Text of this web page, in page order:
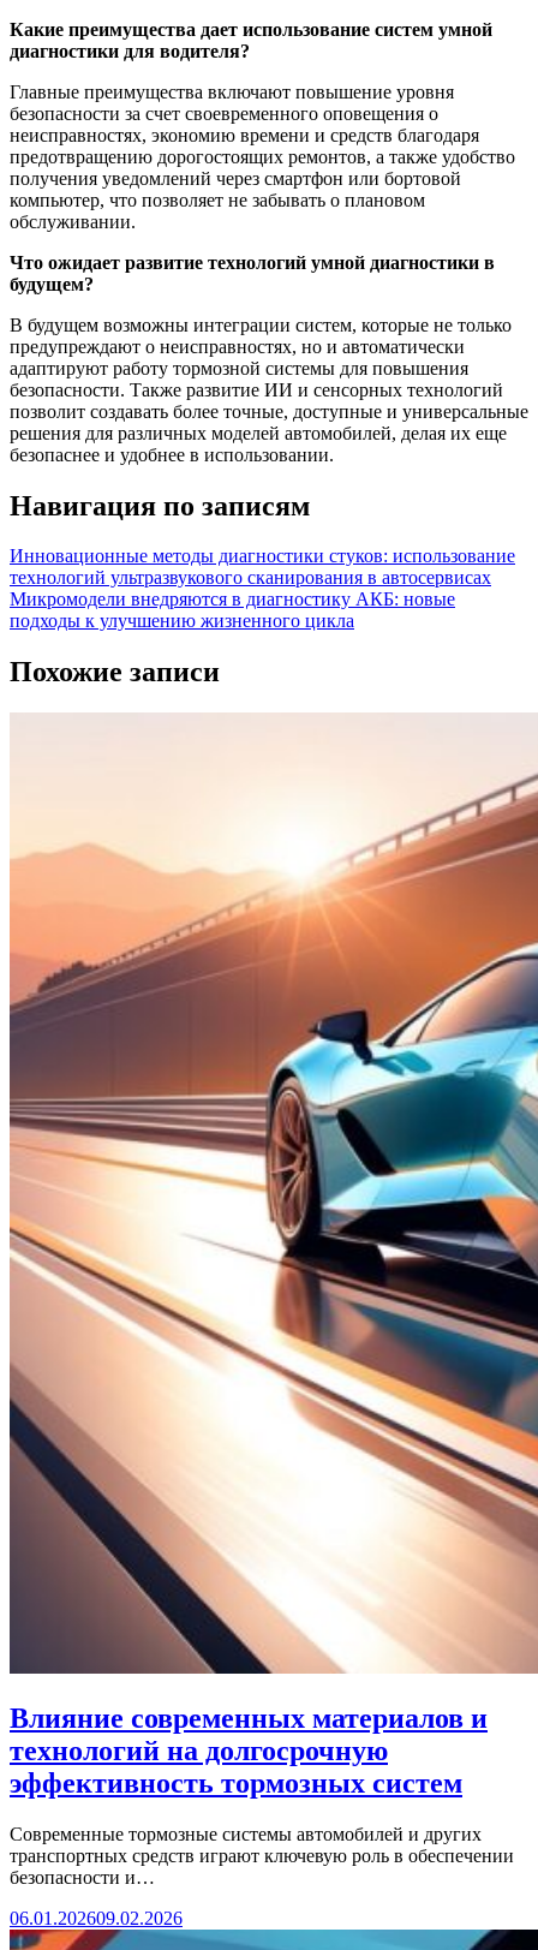
Какие преимущества дает использование систем умной
диагностики для водителя?
Главные преимущества включают повышение уровня
безопасности за счет своевременного оповещения о
неисправностях, экономию времени и средств благодаря
предотвращению дорогостоящих ремонтов, а также удобство
получения уведомлений через смартфон или бортовой
компьютер, что позволяет не забывать о плановом
обслуживании.
Что ожидает развитие технологий умной диагностики в
будущем?
В будущем возможны интеграции систем, которые не только
предупреждают о неисправностях, но и автоматически
адаптируют работу тормозной системы для повышения
безопасности. Также развитие ИИ и сенсорных технологий
позволит создавать более точные, доступные и универсальные
решения для различных моделей автомобилей, делая их еще
безопаснее и удобнее в использовании.
Навигация по записям
Инновационные методы диагностики стуков: использование
технологий ультразвукового сканирования в автосервисах
Микромодели внедряются в диагностику АКБ: новые
подходы к улучшению жизненного цикла
Похожие записи
Влияние современных материалов и
технологий на долгосрочную
эффективность тормозных систем
Современные тормозные системы автомобилей и других
транспортных средств играют ключевую роль в обеспечении
безопасности и…
06.01.202609.02.2026